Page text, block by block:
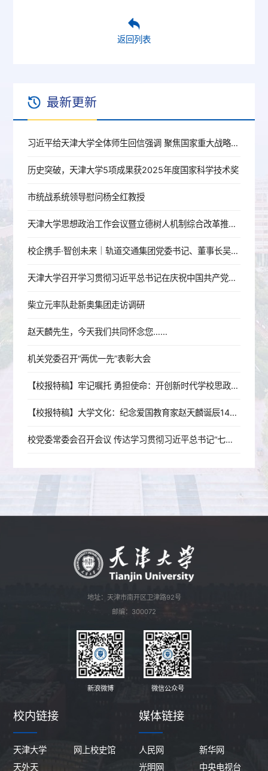
返回列表
最新更新
习近平给天津大学全体师生回信强调 聚焦国家重大战略需求提高人才培养质量 更好服务经济社会发展
历史突破，天津大学5项成果获2025年度国家科学技术奖
市统战系统领导慰问杨全红教授
天津大学思想政治工作会议暨立德树人机制综合改革推进会召开
校企携手·智创未来｜轨道交通集团党委书记、董事长吴秉军赴天津大学机械工程学院调研交流
天津大学召开学习贯彻习近平总书记在庆祝中国共产党成立105周年大会上的重要讲话精神座谈会
柴立元率队赴新奥集团走访调研
赵天麟先生，今天我们共同怀念您……
机关党委召开“两优一先”表彰大会
【校报特稿】牢记嘱托 勇担使命：开创新时代学校思政工作新局面
【校报特稿】大学文化：纪念爱国教育家赵天麟诞辰140周年座谈会举行
校党委常委会召开会议 传达学习贯彻习近平总书记“七一”重要讲话精神
地址：天津市南开区卫津路92号
邮编：300072
新浪微博 微信公众号
校内链接
天津大学
网上校史馆
天外天
媒体链接
人民网
新华网
光明网
中央电视台